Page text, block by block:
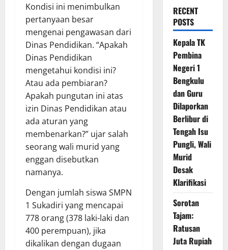
Kondisi ini menimbulkan
pertanyaan besar
mengenai pengawasan dari
Dinas Pendidikan. “Apakah
Dinas Pendidikan
mengetahui kondisi ini?
Atau ada pembiaran?
Apakah pungutan ini atas
izin Dinas Pendidikan atau
ada aturan yang
membenarkan?” ujar salah
seorang wali murid yang
enggan disebutkan
namanya.
Dengan jumlah siswa SMPN
1 Sukadiri yang mencapai
778 orang (378 laki-laki dan
400 perempuan), jika
dikalikan dengan dugaan
RECENT
POSTS
Kepala TK
Pembina
Negeri 1
Bengkulu
dan Guru
Dilaporkan
Berlibur di
Tengah Isu
Pungli, Wali
Murid
Desak
Klarifikasi
Sorotan
Tajam:
Ratusan
Juta Rupiah